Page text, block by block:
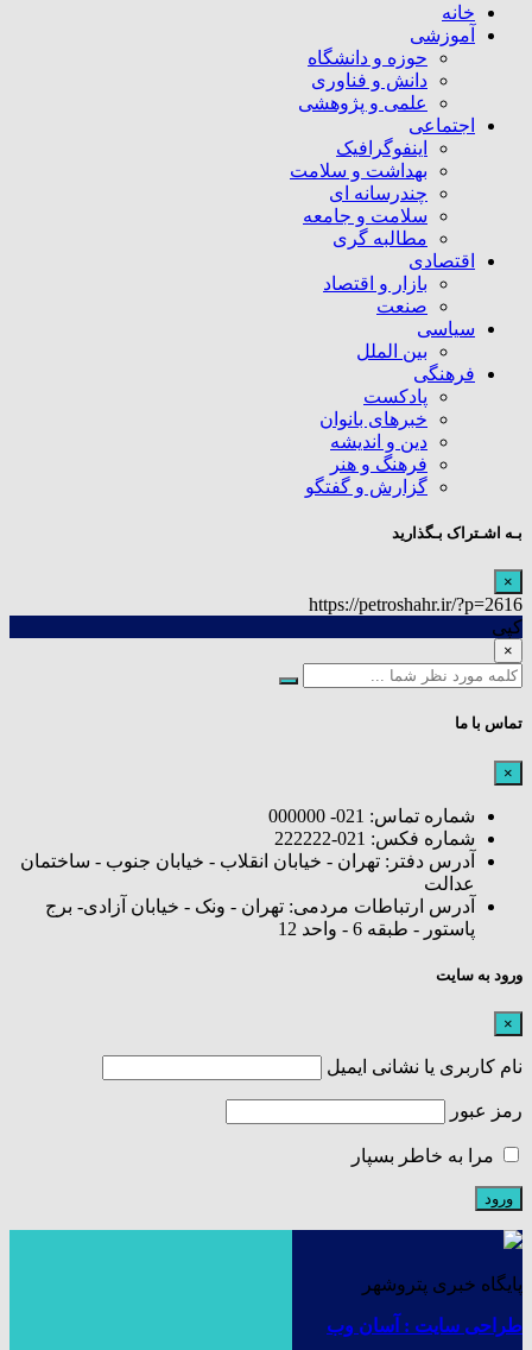
خانه
آموزشی
حوزه و دانشگاه
دانش و فناوری
علمی و پژوهشی
اجتماعی
اینفوگرافیک
بهداشت و سلامت
چندرسانه ای
سلامت و جامعه
مطالبه گری
اقتصادی
بازار و اقتصاد
صنعت
سیاسی
بین الملل
فرهنگی
پادکست
خبرهای بانوان
دین و اندیشه
فرهنگ و هنر
گزارش و گفتگو
بـه اشـتراک بـگذارید
×
https://petroshahr.ir/?p=2616
کپی
×
تماس با ما
×
شماره تماس: 021- 000000
شماره فکس: 021-222222
آدرس دفتر: تهران - خیابان انقلاب - خیابان جنوب - ساختمان
عدالت
آدرس ارتباطات مردمی: تهران - ونک - خیابان آزادی- برج
پاستور - طبقه 6 - واحد 12
ورود به سایت
×
نام کاربری یا نشانی ایمیل
رمز عبور
مرا به خاطر بسپار
پایگاه خبری پتروشهر
طراحی سایت : آسان وب